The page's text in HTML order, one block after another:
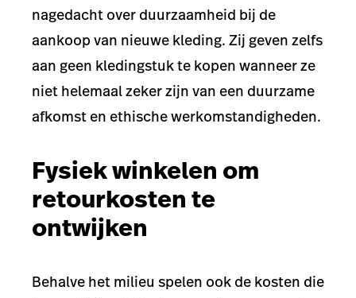
nagedacht over duurzaamheid bij de
aankoop van nieuwe kleding. Zij geven zelfs
aan geen kledingstuk te kopen wanneer ze
niet helemaal zeker zijn van een duurzame
afkomst en ethische werkomstandigheden.
Fysiek winkelen om
retourkosten te
ontwijken
Behalve het milieu spelen ook de kosten die